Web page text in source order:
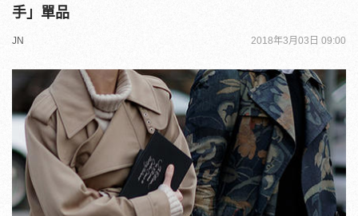
手」單品
JN 2018年3月03日 09:00